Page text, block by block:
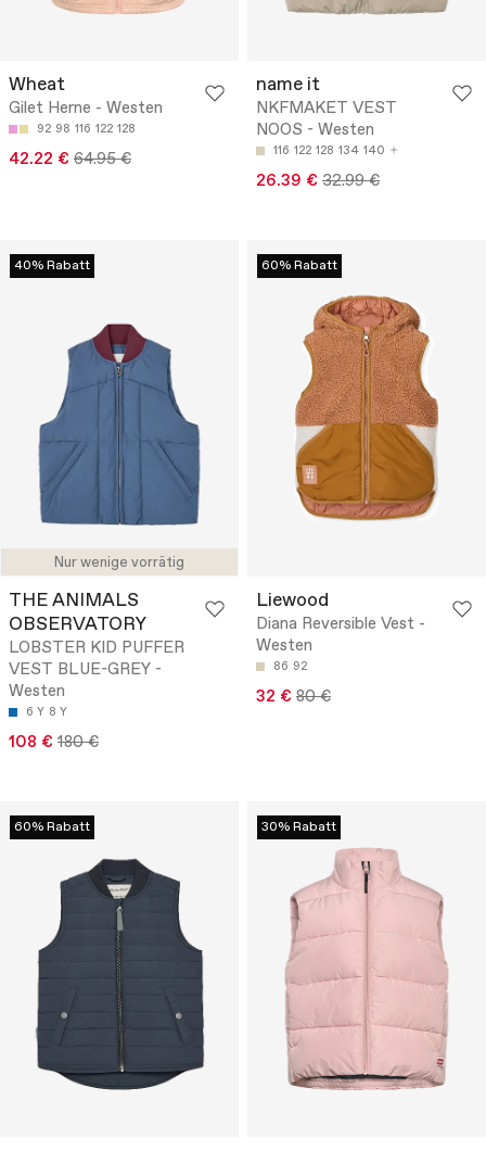
Wheat
Gilet Herne - Westen
92 98 116 122 128
42.22 € 64.95 €
name it
NKFMAKET VEST
NOOS - Westen
116 122 128 134 140
26.39 € 32.99 €
Nur wenige vorrätig
40% Rabatt
THE ANIMALS
OBSERVATORY
LOBSTER KID PUFFER
VEST BLUE-GREY -
Westen
6 Y 8 Y
108 € 180 €
60% Rabatt
Liewood
Diana Reversible Vest -
Westen
86 92
32 € 80 €
60% Rabatt 30% Rabatt